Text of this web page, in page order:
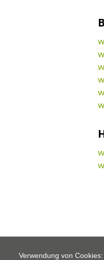
Verwendung von